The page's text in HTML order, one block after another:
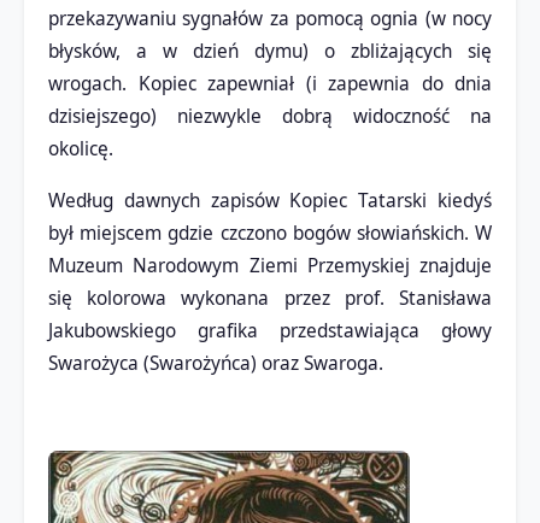
przekazywaniu sygnałów za pomocą ognia (w nocy
błysków, a w dzień dymu) o zbliżających się
wrogach. Kopiec zapewniał (i zapewnia do dnia
dzisiejszego) niezwykle dobrą widoczność na
okolicę.
Według dawnych zapisów Kopiec Tatarski kiedyś
był miejscem gdzie czczono bogów słowiańskich. W
Muzeum Narodowym Ziemi Przemyskiej znajduje
się kolorowa wykonana przez prof. Stanisława
Jakubowskiego grafika przedstawiająca głowy
Swarożyca (Swarożyńca) oraz Swaroga.